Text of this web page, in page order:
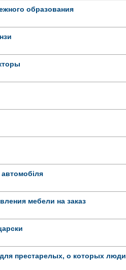
образования
автомобіля
мебели на заказ
престарелых, о которых люди